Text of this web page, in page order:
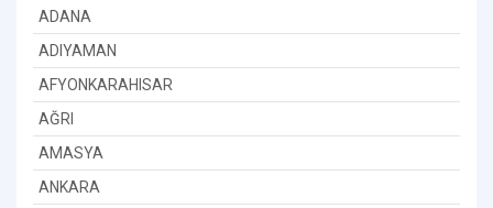
ADANA
ADIYAMAN
AFYONKARAHISAR
AĞRI
AMASYA
ANKARA